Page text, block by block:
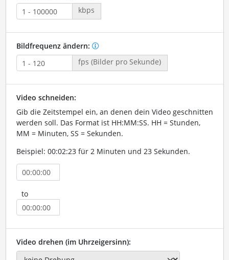
kbps
Bildfrequenz ändern:
fps (Bilder pro Sekunde)
Video schneiden:
Gib die Zeitstempel ein, an denen dein Video geschnitten
werden soll. Das Format ist HH:MM:SS. HH = Stunden,
MM = Minuten, SS = Sekunden.
Beispiel: 00:02:23 für 2 Minuten und 23 Sekunden.
to
Video drehen (im Uhrzeigersinn):